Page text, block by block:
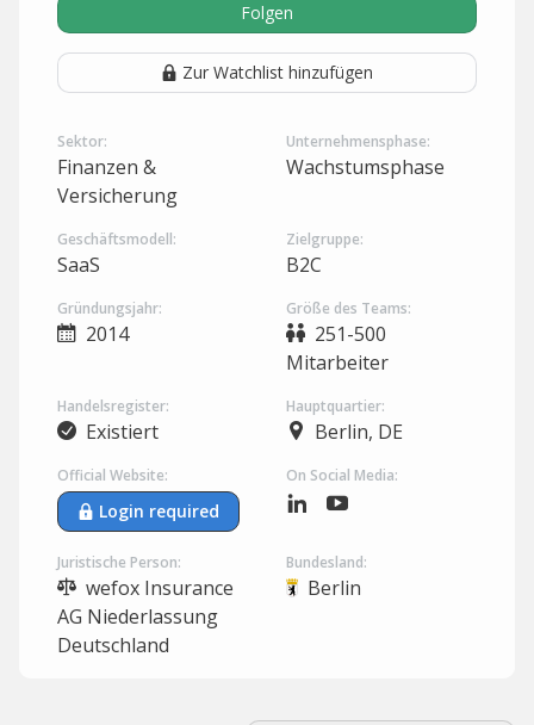
Folgen
Zur Watchlist hinzufügen
Sektor:
Finanzen &
Versicherung
Unternehmensphase:
Wachstumsphase
Geschäftsmodell:
SaaS
Zielgruppe:
B2C
Gründungsjahr:
2014
Größe des Teams:
251-500
Mitarbeiter
Handelsregister:
Existiert
Hauptquartier:
Berlin, DE
Official Website:
Login required
On Social Media:
Juristische Person:
wefox Insurance
AG Niederlassung
Deutschland
Bundesland:
Berlin